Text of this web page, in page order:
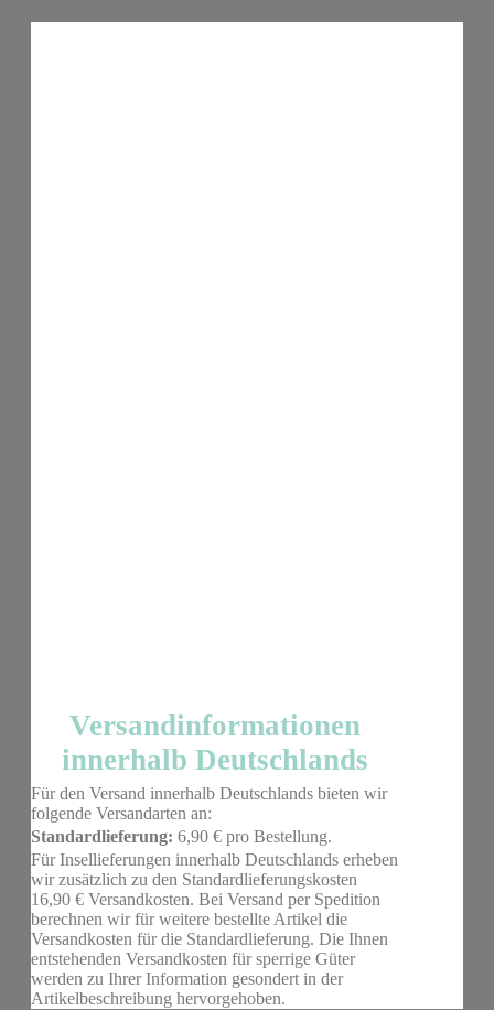
Versandinformationen
innerhalb Deutschlands
Für den Versand innerhalb Deutschlands bieten wir
folgende Versandarten an:
Standardlieferung: 6,90 € pro Bestellung.
Für Insellieferungen innerhalb Deutschlands erheben
wir zusätzlich zu den Standardlieferungskosten
16,90 € Versandkosten. Bei Versand per Spedition
berechnen wir für weitere bestellte Artikel die
Versandkosten für die Standardlieferung. Die Ihnen
entstehenden Versandkosten für sperrige Güter
werden zu Ihrer Information gesondert in der
Artikelbeschreibung hervorgehoben.